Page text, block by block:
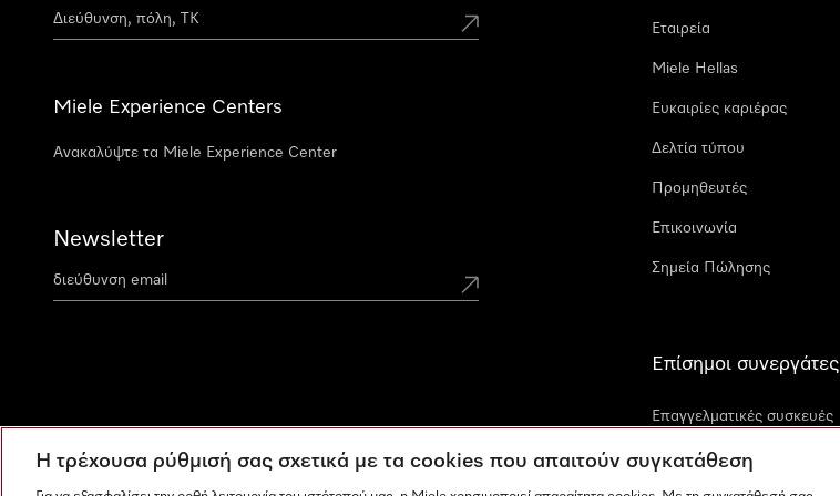
Miele Experience Centers
Ανακαλύψτε τα Miele Experience Center
Newsletter
Εταιρεία
Miele Hellas
Ευκαιρίες καριέρας
Δελτία τύπου
Προμηθευτές
Επικοινωνία
Σημεία Πώλησης
Επίσημοι συνεργάτες
Επαγγελματικές συσκευές
Η τρέχουσα ρύθμισή σας σχετικά με τα cookies που απαιτούν συγκατάθεση